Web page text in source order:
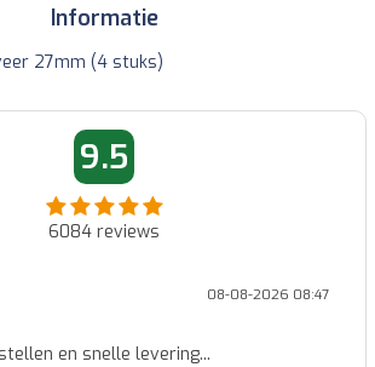
Informatie
27mm (4 stuks)
9.5
6084 reviews
08-08-2026 08:47
en snelle levering...